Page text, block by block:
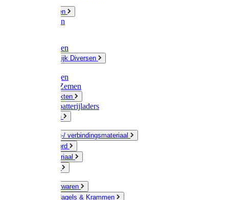
Olie / Vetten
Chemicalien
Plasticzakken
Huishoudelijk Diversen
Zaksluitingen
Sponzen / Zemen
Zeepprodukten
Batterij & batterijladers
Zaklampen
Verpakking-/ verbindingsmateriaal
Touw / Koord
Afdekmateriaal
Kleine ijzerwaren
Spijkers, Nagels & Krammen